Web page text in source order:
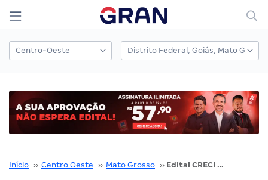
Início ›› Centro Oeste ›› Mato Grosso ›› Edital CRECI MT: SAIU! Vagas para nível médio! Veja